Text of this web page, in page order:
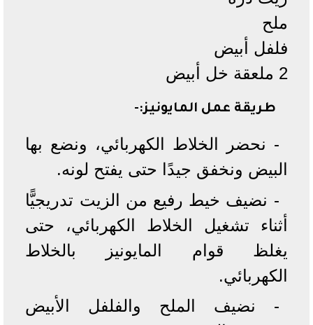
ملح
فلفل أبيض
2 ملعقة خل أبيض
طريقة عمل المايونيز:-
- نحضر الخلاط الكهربائي، ونضع بها
البيض ونخفق جيدًا حتى يفتح لونه.
- نضيف خيط رفيع من الزيت تدريجيًّا
أثناء تشغيل الخلاط الكهربائي، حتى
يغلظ قوام المايونيز بالخلاط
الكهربائي.
- نضيف الملح والفلفل الأبيض